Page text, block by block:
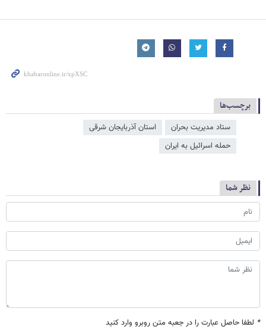
برچسب‌ها
ستاد مدیریت بحران
استان آذربایجان شرقی
حمله اسرائیل به ایران
نظر شما
* لطفا حاصل عبارت را در جعبه متن روبرو وارد کنید